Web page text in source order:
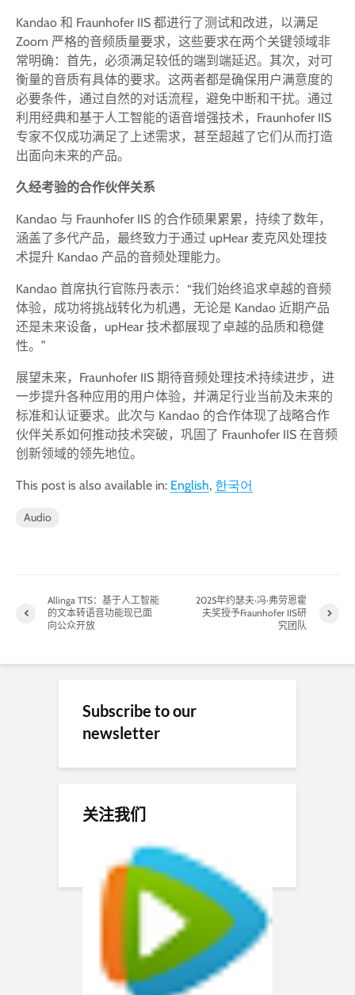
Kandao 和 Fraunhofer IIS 都进行了测试和改进，以满足
Zoom 严格的音频质量要求，这些要求在两个关键领域非
常明确：首先，必须满足较低的端到端延迟。其次，对可
衡量的音质有具体的要求。这两者都是确保用户满意度的
必要条件，通过自然的对话流程，避免中断和干扰。通过
利用经典和基于人工智能的语音增强技术，Fraunhofer IIS
专家不仅成功满足了上述需求，甚至超越了它们从而打造
出面向未来的产品。
久经考验的合作伙伴关系
Kandao 与 Fraunhofer IIS 的合作硕果累累，持续了数年，
涵盖了多代产品，最终致力于通过 upHear 麦克风处理技
术提升 Kandao 产品的音频处理能力。
Kandao 首席执行官陈丹表示：“我们始终追求卓越的音频
体验，成功将挑战转化为机遇，无论是 Kandao 近期产品
还是未来设备，upHear 技术都展现了卓越的品质和稳健
性。”
展望未来，Fraunhofer IIS 期待音频处理技术持续进步，进
一步提升各种应用的用户体验，并满足行业当前及未来的
标准和认证要求。此次与 Kandao 的合作体现了战略合作
伙伴关系如何推动技术突破，巩固了 Fraunhofer IIS 在音频
创新领域的领先地位。
This post is also available in: English 한국어
Audio
Allinga TTS：基于人工智能
的文本转语音功能现已面
向公众开放
2025年约瑟夫·冯·弗劳恩霍
夫奖授予Fraunhofer IIS研
究团队
Subscribe to our
newsletter
关注我们